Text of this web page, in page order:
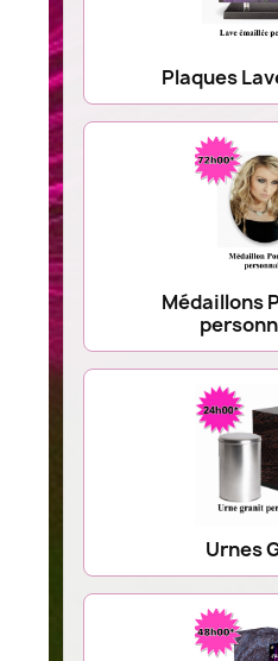
Plaques
Médaillons
Urnes